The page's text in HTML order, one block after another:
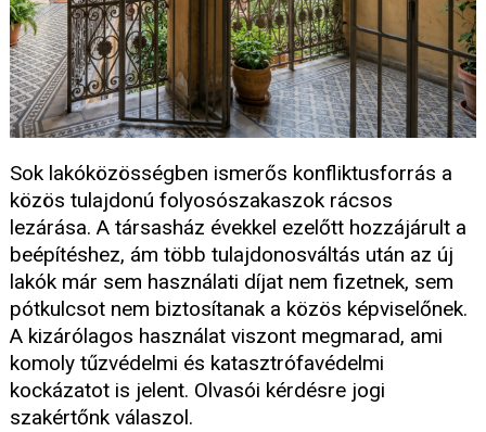
Sok lakóközösségben ismerős konfliktusforrás a
közös tulajdonú folyosószakaszok rácsos
lezárása. A társasház évekkel ezelőtt hozzájárult a
beépítéshez, ám több tulajdonosváltás után az új
lakók már sem használati díjat nem fizetnek, sem
pótkulcsot nem biztosítanak a közös képviselőnek.
A kizárólagos használat viszont megmarad, ami
komoly tűzvédelmi és katasztrófavédelmi
kockázatot is jelent. Olvasói kérdésre jogi
szakértőnk válaszol.